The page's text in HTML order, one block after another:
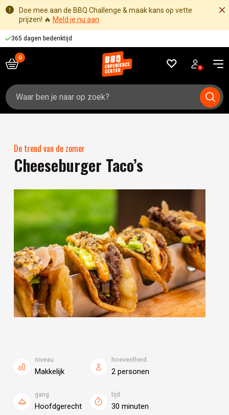
Doe mee aan de BBQ Challenge & maak kans op vette
prijzen! 🔥 Meld je nu aan
365 dagen bedenktijd
Zoeken
naar:
De trend van de zomer
Cheeseburger Taco’s
niveau
Makkelijk
hoeveelheid
2 personen
gang
Hoofdgerecht
tijd
30 minuten